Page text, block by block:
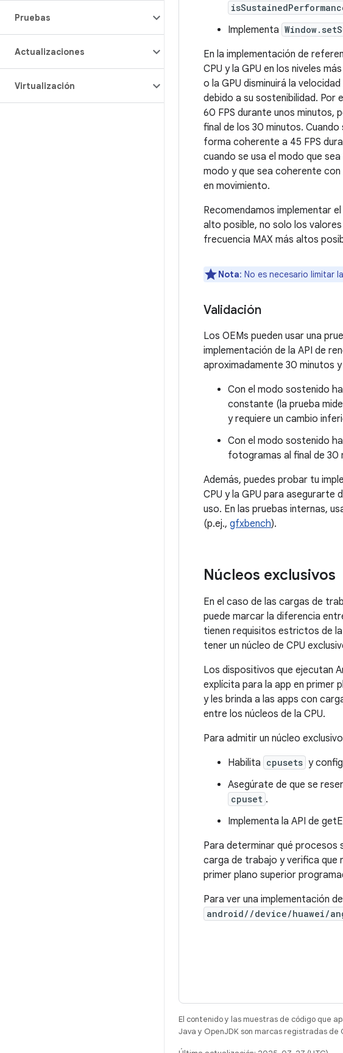
Pruebas
Actualizaciones
Virtualización
Implementa
En la implementación de
CPU y la GPU en los niveles
o la GPU disminuirá la
debido a su sostenibilidad. Por
60 FPS durante unos minutos,
final de los 30 minutos.
forma coherente a 45 FPS
cuando se usa el modo que
modo y que sea coherente
en movimiento.
Recomendamos implementar
alto posible, no solo los
frecuencia MAX más altos
Nota: No es necesario limitar
Validación
Los OEMs pueden usar una
implementación de la API de
aproximadamente 30 minutos
Con el modo sostenido
constante (la prueba
y requiere un cambio
Con el modo sostenido
fotogramas al final de 30
Además, puedes probar tu
CPU y la GPU para asegurarte
uso. En las pruebas internas,
(p.ej., gfxbench).
Núcleos exclusivos
En el caso de las cargas de
puede marcar la diferencia
tienen requisitos estrictos de
tener un núcleo de CPU
Los dispositivos que ejecutan
explícita para la app en primer
y les brinda a las apps con
entre los núcleos de la CPU.
Para admitir un núcleo
Habilita cpusets y
Asegúrate de que se
cpuset .
Implementa la API de
Para determinar qué procesos
carga de trabajo y verifica que
primer plano superior
Para ver una implementación
android//device/huawei/
El contenido y las muestras de código que
Java y OpenJDK son marcas registradas de